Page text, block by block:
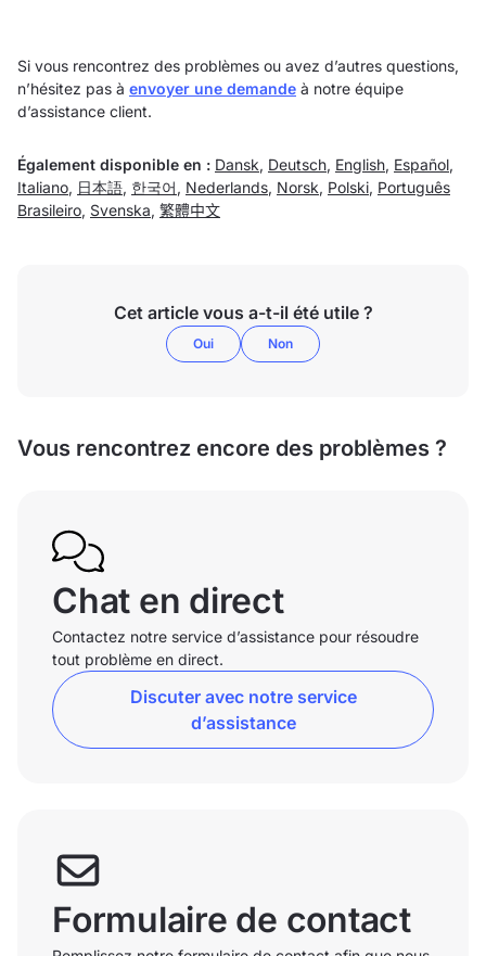
Si vous rencontrez des problèmes ou avez d’autres questions,
n’hésitez pas à envoyer une demande à notre équipe
d’assistance client.
Également disponible en : Dansk, Deutsch, English, Español,
Italiano, 日本語, 한국어 , Nederlands, Norsk, Polski, Português
Brasileiro, Svenska, 繁體中文
Cet article vous a-t-il été utile ?
Oui Non
Vous rencontrez encore des problèmes ?
Chat en direct
Contactez notre service d’assistance pour résoudre
tout problème en direct.
Discuter avec notre service
d’assistance
Formulaire de contact